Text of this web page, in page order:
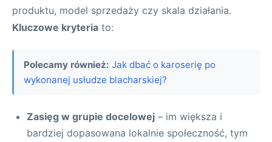
produktu, model sprzedaży czy skala działania.
Kluczowe kryteria to:
Polecamy również: Jak dbać o karoserię po
wykonanej usłudze blacharskiej?
Zasięg w grupie docelowej – im większa i
bardziej dopasowana lokalnie społeczność, tym